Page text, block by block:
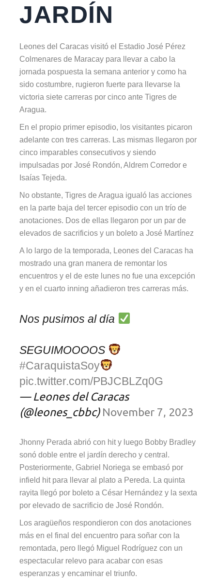
JARDÍN
Leones del Caracas visitó el Estadio José Pérez
Colmenares de Maracay para llevar a cabo la
jornada pospuesta la semana anterior y como ha
sido costumbre, rugieron fuerte para llevarse la
victoria siete carreras por cinco ante Tigres de
Aragua.
En el propio primer episodio, los visitantes picaron
adelante con tres carreras. Las mismas llegaron por
cinco imparables consecutivos y siendo
impulsadas por José Rondón, Aldrem Corredor e
Isaías Tejeda.
No obstante, Tigres de Aragua igualó las acciones
en la parte baja del tercer episodio con un trío de
anotaciones. Dos de ellas llegaron por un par de
elevados de sacrificios y un boleto a José Martínez
A lo largo de la temporada, Leones del Caracas ha
mostrado una gran manera de remontar los
encuentros y el de este lunes no fue una excepción
y en el cuarto inning añadieron tres carreras más.
Nos pusimos al día
SEGUIMOOOOS
#CaraquistaSoy
pic.twitter.com/PBJCBLZq0G
— Leones del Caracas
(@leones_cbbc) November 7, 2023
Jhonny Perada abrió con hit y luego Bobby Bradley
sonó doble entre el jardín derecho y central.
Posteriormente, Gabriel Noriega se embasó por
infield hit para llevar al plato a Pereda. La quinta
rayita llegó por boleto a César Hernández y la sexta
por elevado de sacrificio de José Rondón.
Los aragüeños respondieron con dos anotaciones
más en el final del encuentro para soñar con la
remontada, pero llegó Miguel Rodríguez con un
espectacular relevo para acabar con esas
esperanzas y encaminar el triunfo.